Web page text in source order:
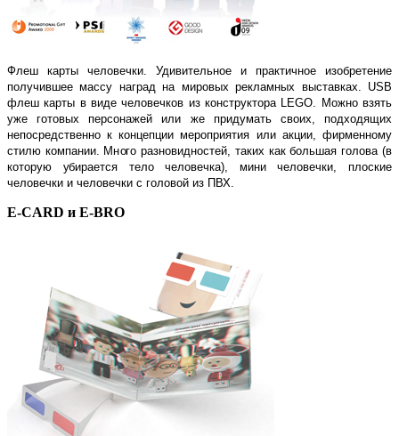
Флеш карты человечки. Удивительное и практичное изобретение
получившее массу наград на мировых рекламных выставках. USB
флеш карты в виде человечков из конструктора LEGO. Можно взять
уже готовых персонажей или же придумать своих, подходящих
непосредственно к концепции мероприятия или акции, фирменному
стилю компании. Много разновидностей, таких как большая голова (в
которую убирается тело человечка), мини человечки, плоские
человечки и человечки с головой из ПВХ.
E-CARD и E-BRO